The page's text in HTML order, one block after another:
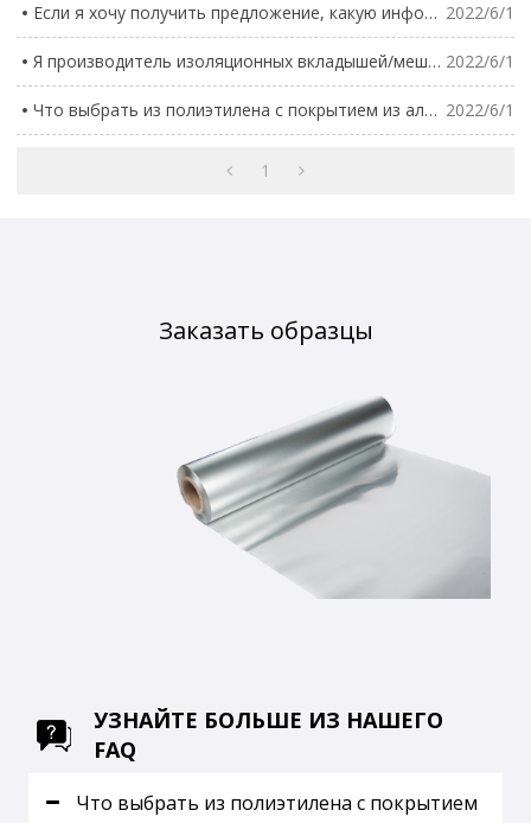
Если я хочу получить предложение, какую информацию мне нужно знать в первую очередь? 2022/6/1
Я производитель изоляционных вкладышей/мешков, какой продукт вы предлагаете? 2022/6/1
Что выбрать из полиэтилена с покрытием из алюминиевой фольги или полиэтилена с покрытием из металлиз 2022/6/1
1
Заказать образцы
УЗНАЙТЕ БОЛЬШЕ ИЗ НАШЕГО
FAQ
Что выбрать из полиэтилена с покрытием